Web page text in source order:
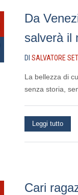
Da
salverà il
DI SALVATORE
La bellezza di
senza storia,
Leggi tutto
Cari